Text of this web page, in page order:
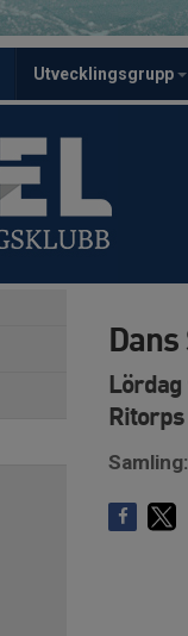
Utvecklingsgrupp
Lördag